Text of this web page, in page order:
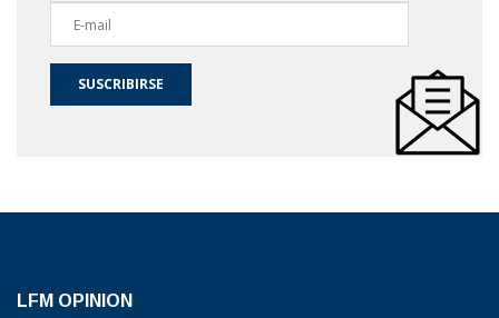
SUSCRIBIRSE
LFM OPINION